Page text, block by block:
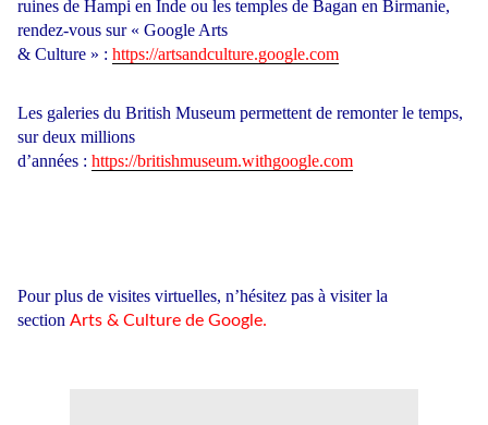
ruines de Hampi en Inde ou les temples de Bagan en Birmanie,
rendez-vous sur « Google Arts
& Culture » : https://artsandculture.google.com
Les galeries du British Museum permettent de remonter le temps,
sur deux millions
d’années : https://britishmuseum.withgoogle.com
Pour plus de visites virtuelles, n’hésitez pas à visiter la
section Arts & Culture de Google.